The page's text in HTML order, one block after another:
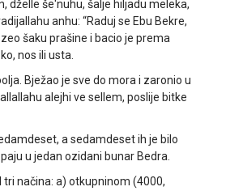
dželle še'nuhu, šalje hiljadu meleka,
anhu: “Raduj se Ebu Bekre,
šaku prašine i bacio je prema
nos ili usta.
Bježao je sve do mora i zaronio u
alejhi ve sellem, poslije bitke
a sedamdeset ih je bilo
u jedan ozidani bunar Bedra.
načina: a) otkupninom (4000,